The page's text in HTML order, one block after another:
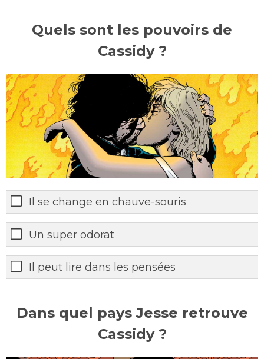
Quels sont les pouvoirs de
Cassidy ?
Il se change en chauve-souris
Un super odorat
Il peut lire dans les pensées
Dans quel pays Jesse retrouve
Cassidy ?